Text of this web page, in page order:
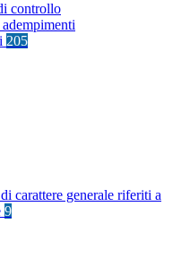
controllo
205
carattere generale riferiti a
9